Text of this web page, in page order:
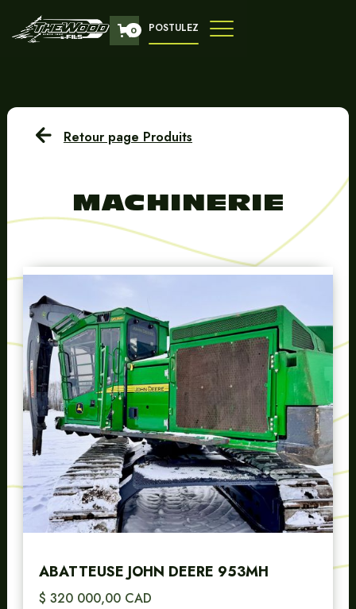
0 POSTULEZ
Retour page Produits
MACHINERIE
ABATTEUSE JOHN DEERE 953MH
$ 320 000,00 CAD